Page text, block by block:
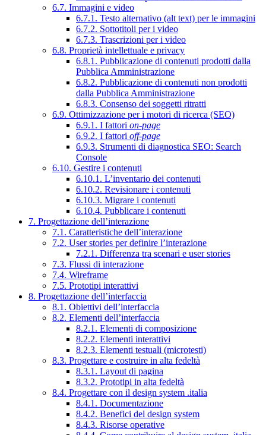
6.7. Immagini e video
6.7.1. Testo alternativo (alt text) per le immagini
6.7.2. Sottotitoli per i video
6.7.3. Trascrizioni per i video
6.8. Proprietà intellettuale e privacy
6.8.1. Pubblicazione di contenuti prodotti dalla
Pubblica Amministrazione
6.8.2. Pubblicazione di contenuti non prodotti
dalla Pubblica Amministrazione
6.8.3. Consenso dei soggetti ritratti
6.9. Ottimizzazione per i motori di ricerca (SEO)
6.9.1. I fattori on-page
6.9.2. I fattori off-page
6.9.3. Strumenti di diagnostica SEO: Search
Console
6.10. Gestire i contenuti
6.10.1. L’inventario dei contenuti
6.10.2. Revisionare i contenuti
6.10.3. Migrare i contenuti
6.10.4. Pubblicare i contenuti
7. Progettazione dell’interazione
7.1. Caratteristiche dell’interazione
7.2. User stories per definire l’interazione
7.2.1. Differenza tra scenari e user stories
7.3. Flussi di interazione
7.4. Wireframe
7.5. Prototipi interattivi
8. Progettazione dell’interfaccia
8.1. Obiettivi dell’interfaccia
8.2. Elementi dell’interfaccia
8.2.1. Elementi di composizione
8.2.2. Elementi interattivi
8.2.3. Elementi testuali (microtesti)
8.3. Progettare e costruire in alta fedeltà
8.3.1. Layout di pagina
8.3.2. Prototipi in alta fedeltà
8.4. Progettare con il design system .italia
8.4.1. Documentazione
8.4.2. Benefici del design system
8.4.3. Risorse operative